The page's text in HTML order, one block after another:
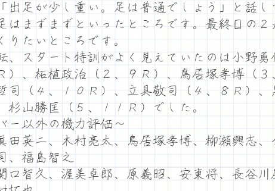
出足が少し重い。足は普通でしょう」と話し
はまずまずといったところです。最終日の２
りたいところです。
スタート特訓がよく見えていたのは小野勇
）、柘植政治（２、９Ｒ）、鳥居塚孝博（３
司（４、１０Ｒ）、立具敬司（４、８Ｒ）、
杉山勝匡（５、１１Ｒ）でした。
ー以外の機力評価～
英二、木村亮太、鳥居塚孝博、柳瀬興志、
、福島智之
智久、渥美卓郎、原義昭、安東将、長谷川